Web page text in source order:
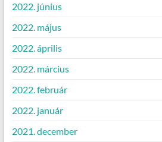
2022. június
2022. május
2022. április
2022. március
2022. február
2022. január
2021. december